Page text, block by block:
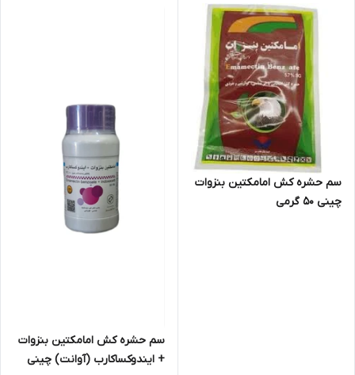
سم حشره کش امامکتین بنزوات
چینی 50 گرمی
سم حشره کش امامکتین بنزوات
+ ایندوکساکارب (آوانت) چینی